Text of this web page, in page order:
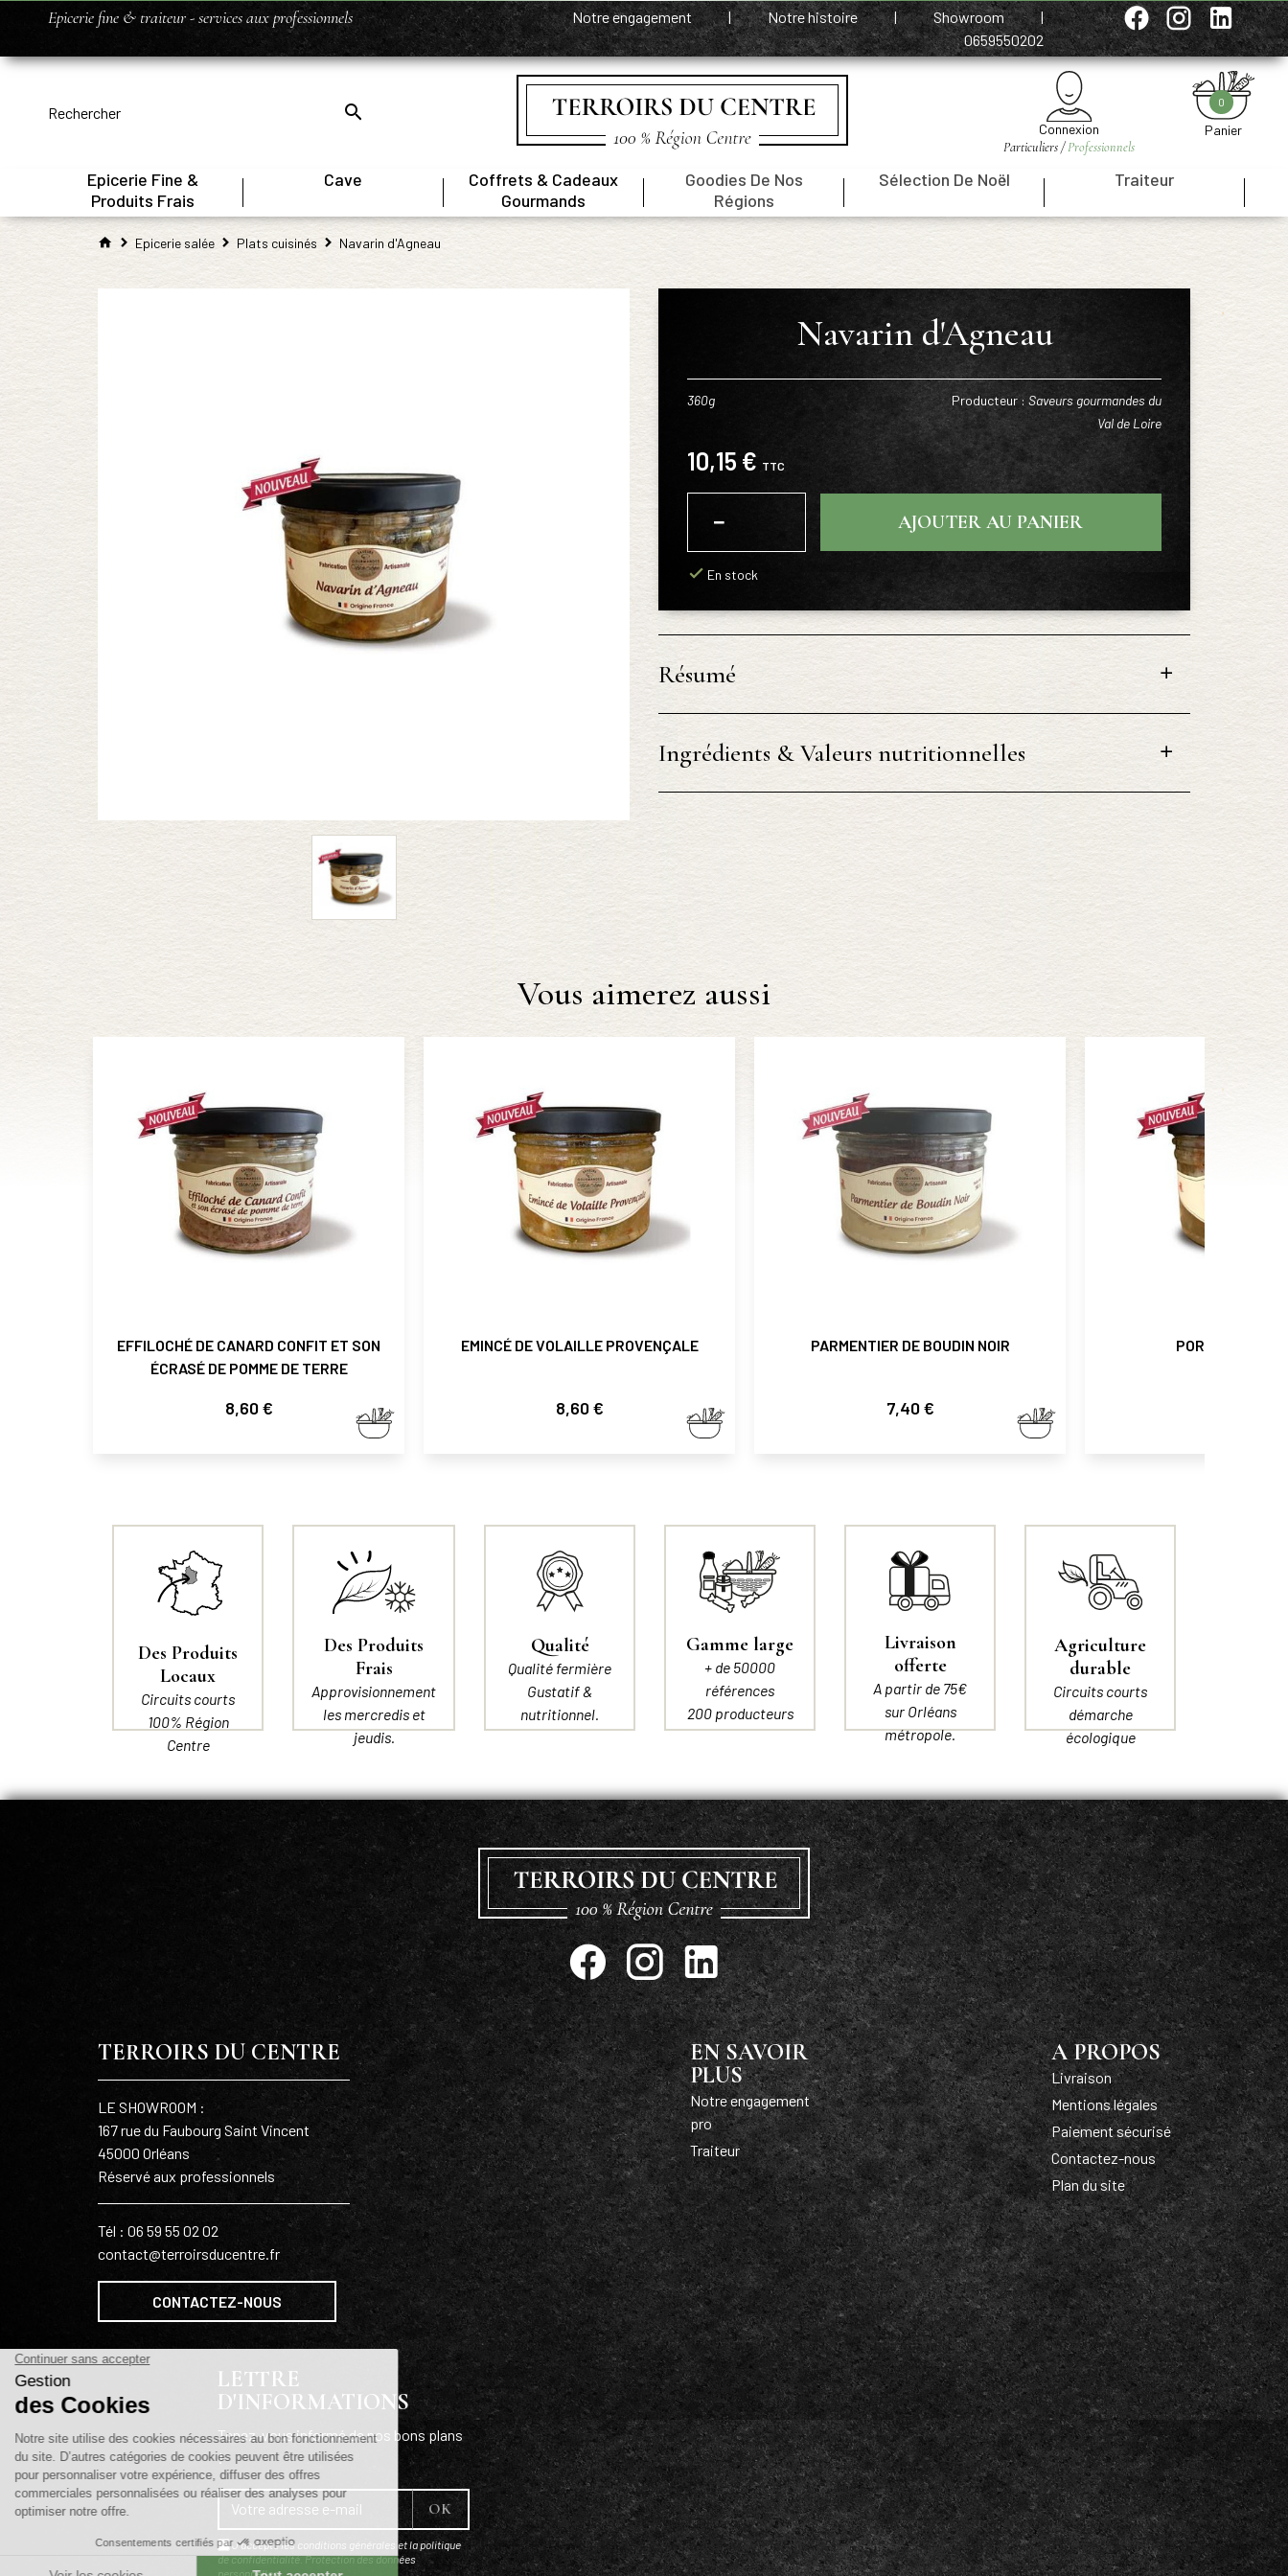
Epicerie fine & traiteur - services aux professionnels Notre engagement | Notre histoire | Showroom
|
0659550202
Connexion
Particuliers /Professionnels
Panier
0
Epicerie Fine &
Produits Frais
Cave
Coffrets & Cadeaux
Gourmands
Goodies De Nos
Régions
Sélection De Noël Traiteur
Epicerie salée Plats cuisinés Navarin d'Agneau
Navarin d'Agneau
360g Producteur : Saveurs gourmandes du
Val de Loire
10,15 € TTC
−
+
AJOUTER AU PANIER
En stock
Résumé
Ingrédients & Valeurs nutritionnelles
Vous aimerez aussi
EFFILOCHÉ DE CANARD CONFIT ET SON
ÉCRASÉ DE POMME DE TERRE
Prix
8,60 €
EMINCÉ DE VOLAILLE PROVENÇALE
Prix
8,60 €
PARMENTIER DE BOUDIN NOIR
Prix
7,40 €
PORC AU
Des Produits
Locaux
Circuits courts
100% Région
Centre
Des Produits
Frais
Approvisionnement
les mercredis et
jeudis.
Qualité
Qualité fermière
Gustatif &
nutritionnel.
Gamme large
+ de 50000
références
200 producteurs
Livraison
offerte
A partir de 75€
sur Orléans
métropole.
Agriculture
durable
Circuits courts
démarche
écologique
TERROIRS DU CENTRE
LE SHOWROOM :
167 rue du Faubourg Saint Vincent
45000 Orléans
Réservé aux professionnels
Tél : 06 59 55 02 02
contact@terroirsducentre.fr
CONTACTEZ-NOUS
EN SAVOIR
PLUS
Notre engagement
pro
Traiteur
A PROPOS
Livraison
Mentions légales
Paiement sécurisé
Contactez-nous
Plan du site
LETTRE
D'INFORMATIONS
Tenez-vous informé de nos bons plans
!
J'accepte les conditions générales et la politique
de confidentialité.Protection des données
personnelles.